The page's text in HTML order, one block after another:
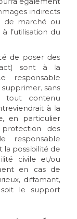
indirects
de marché ou
l’utilisation du
de poser des
sont à la
responsable
sans
tout contenu
à la
en particulier
des
responsable
la possibilité de
civile et/ou
en cas de
diffamant,
le support